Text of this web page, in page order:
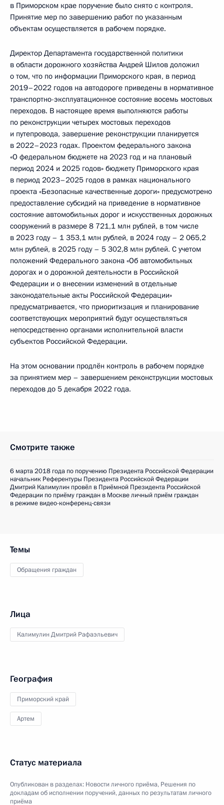
в Приморском крае поручение было снято с контроля.
Принятие мер по завершению работ по указанным
объектам осуществляется в рабочем порядке.
Директор Департамента государственной политики
в области дорожного хозяйства Андрей Шилов доложил
о том, что по информации Приморского края, в период
2019–2022 годов на автодороге приведены в нормативное
транспортно-эксплуатационное состояние восемь мостовых
переходов. В настоящее время выполняются работы
по реконструкции четырех мостовых переходов
и путепровода, завершение реконструкции планируется
в 2022–2023 годах. Проектом федерального закона
«О федеральном бюджете на 2023 год и на плановый
период 2024 и 2025 годов» бюджету Приморского края
в период 2023–2025 годов в рамках национального
проекта «Безопасные качественные дороги» предусмотрено
предоставление субсидий на приведение в нормативное
состояние автомобильных дорог и искусственных дорожных
сооружений в размере 8 721,1 млн рублей, в том числе
в 2023 году – 1 353,1 млн рублей, в 2024 году – 2 065,2
млн рублей, в 2025 году – 5 302,8 млн рублей. С учетом
положений Федерального закона «Об автомобильных
дорогах и о дорожной деятельности в Российской
Федерации и о внесении изменений в отдельные
законодательные акты Российской Федерации»
предусматривается, что приоритизация и планирование
соответствующих мероприятий будут осуществляться
непосредственно органами исполнительной власти
субъектов Российской Федерации.
На этом основании продлён контроль в рабочем порядке
за принятием мер – завершением реконструкции мостовых
переходов до 5 декабря 2022 года.
Смотрите также
6 марта 2018 года по поручению Президента Российской Федерации
начальник Референтуры Президента Российской Федерации
Дмитрий Калимулин провёл в Приёмной Президента Российской
Федерации по приёму граждан в Москве личный приём граждан
в режиме видео-конференц-связи
Темы
Обращения граждан
Лица
Калимулин Дмитрий Рафаэльевич
География
Приморский край
Артем
Статус материала
Опубликован в разделах: Новости личного приёма, Решения по
докладам об исполнении поручений, данных по результатам личного
приёма